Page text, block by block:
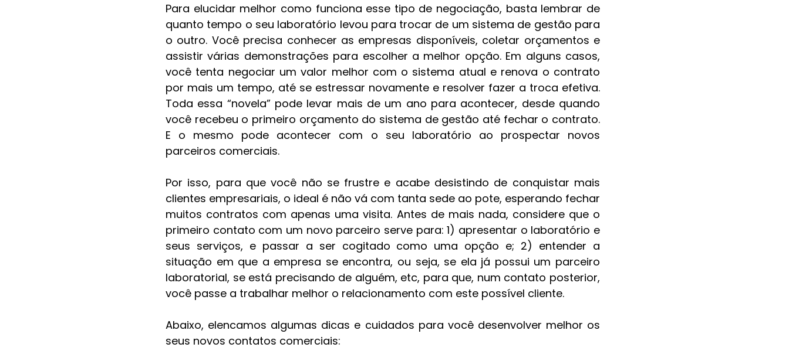
Para elucidar melhor como funciona esse tipo de negociação, basta lembrar de
quanto tempo o seu laboratório levou para trocar de um sistema de gestão para
o outro. Você precisa conhecer as empresas disponíveis, coletar orçamentos e
assistir várias demonstrações para escolher a melhor opção. Em alguns casos,
você tenta negociar um valor melhor com o sistema atual e renova o contrato
por mais um tempo, até se estressar novamente e resolver fazer a troca efetiva.
Toda essa “novela” pode levar mais de um ano para acontecer, desde quando
você recebeu o primeiro orçamento do sistema de gestão até fechar o contrato.
E o mesmo pode acontecer com o seu laboratório ao prospectar novos
parceiros comerciais.
Por isso, para que você não se frustre e acabe desistindo de conquistar mais
clientes empresariais, o ideal é não vá com tanta sede ao pote, esperando fechar
muitos contratos com apenas uma visita. Antes de mais nada, considere que o
primeiro contato com um novo parceiro serve para: 1) apresentar o laboratório e
seus serviços, e passar a ser cogitado como uma opção e; 2) entender a
situação em que a empresa se encontra, ou seja, se ela já possui um parceiro
laboratorial, se está precisando de alguém, etc, para que, num contato posterior,
você passe a trabalhar melhor o relacionamento com este possível cliente.
Abaixo, elencamos algumas dicas e cuidados para você desenvolver melhor os
seus novos contatos comerciais: